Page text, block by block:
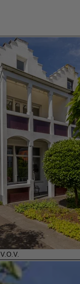
V.O.V.